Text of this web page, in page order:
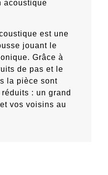
acoustique
est une
jouant le
Grâce à
de pas et le
la pièce sont
: un grand
vos voisins au